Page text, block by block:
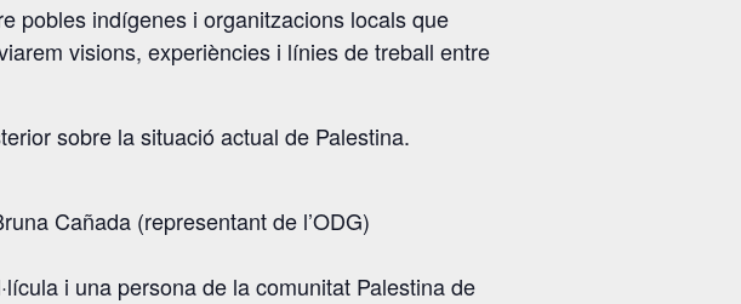
pobles indígenes i organitzacions locals que
visions, experiències i línies de treball entre
sobre la situació actual de Palestina.
Cañada (representant de l’ODG)
i una persona de la comunitat Palestina de